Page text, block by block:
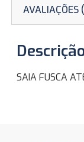
AVALIAÇÕES
SAIA FUSCA